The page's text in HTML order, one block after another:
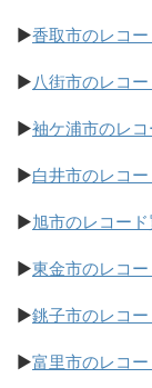
▶香取市のレコー
▶八街市のレコ
▶袖ケ浦市のレ
▶白井市のレコー
▶旭市のレコード
▶東金市のレコー
▶銚子市のレコー
▶富里市のレコー